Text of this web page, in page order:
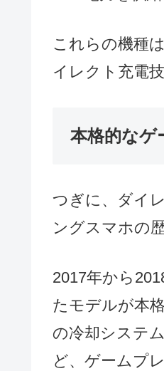
これらの機種
イレクト充電
本格的なゲ
つぎに、ダイ
ングスマホの
2017年から
たモデルが本
の冷却システ
ど、ゲームプ